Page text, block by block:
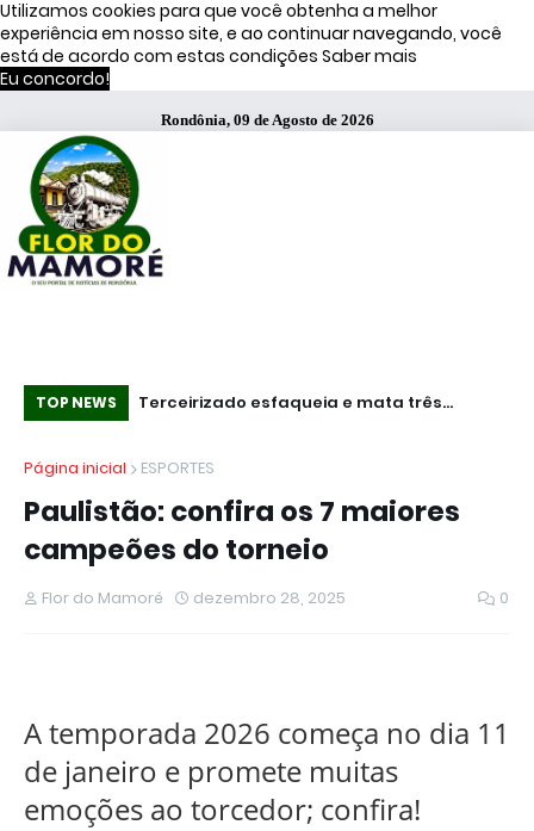
Utilizamos cookies para que você obtenha a melhor
experiência em nosso site, e ao continuar navegando, você
está de acordo com estas condições Saber mais
Eu concordo!
Rondônia, 09 de Agosto de 2026
TOP NEWS
Terceirizado esfaqueia e mata três
Paulista
Mundo - Ataques ucranianos forçam
do Cazaquistão à Rússia
Página inicial ESPORTES
Paulistão: confira os 7 maiores
campeões do torneio
Flor do Mamoré dezembro 28, 2025 0
A temporada 2026 começa no dia 11
de janeiro e promete muitas
emoções ao torcedor; confira!